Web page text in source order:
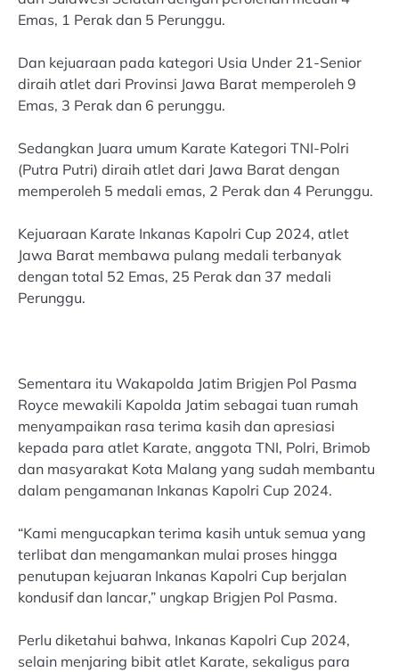
Emas, 1 Perak dan 5 Perunggu.
Dan kejuaraan pada kategori Usia Under 21-Senior
diraih atlet dari Provinsi Jawa Barat memperoleh 9
Emas, 3 Perak dan 6 perunggu.
Sedangkan Juara umum Karate Kategori TNI-Polri
(Putra Putri) diraih atlet dari Jawa Barat dengan
memperoleh 5 medali emas, 2 Perak dan 4 Perunggu.
Kejuaraan Karate Inkanas Kapolri Cup 2024, atlet
Jawa Barat membawa pulang medali terbanyak
dengan total 52 Emas, 25 Perak dan 37 medali
Perunggu.
Sementara itu Wakapolda Jatim Brigjen Pol Pasma
Royce mewakili Kapolda Jatim sebagai tuan rumah
menyampaikan rasa terima kasih dan apresiasi
kepada para atlet Karate, anggota TNI, Polri, Brimob
dan masyarakat Kota Malang yang sudah membantu
dalam pengamanan Inkanas Kapolri Cup 2024.
“Kami mengucapkan terima kasih untuk semua yang
terlibat dan mengamankan mulai proses hingga
penutupan kejuaran Inkanas Kapolri Cup berjalan
kondusif dan lancar,” ungkap Brigjen Pol Pasma.
Perlu diketahui bahwa, Inkanas Kapolri Cup 2024,
selain menjaring bibit atlet Karate, sekaligus para